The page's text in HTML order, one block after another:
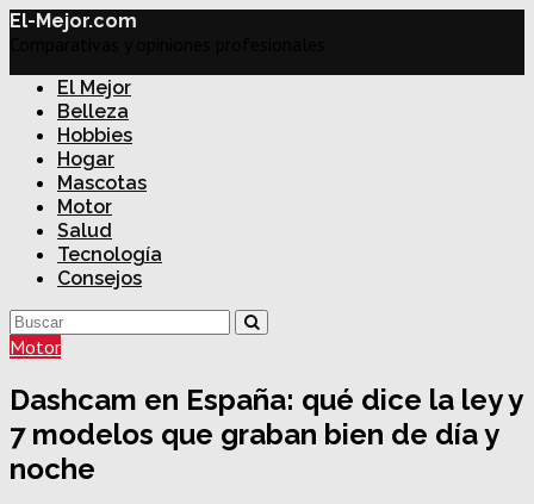
El-Mejor.com
El Mejor
Belleza
Hobbies
Hogar
Mascotas
Motor
Salud
Tecnología
Consejos
Motor
Dashcam en España: qué dice la ley y
7 modelos que graban bien de día y
noche